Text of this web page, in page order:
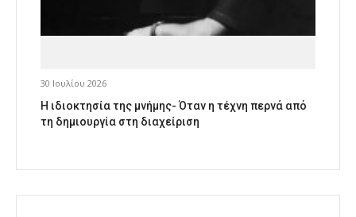
30 Ιουλίου 2026
Η ιδιοκτησία της μνήμης- Όταν η τέχνη περνά από
τη δημιουργία στη διαχείριση